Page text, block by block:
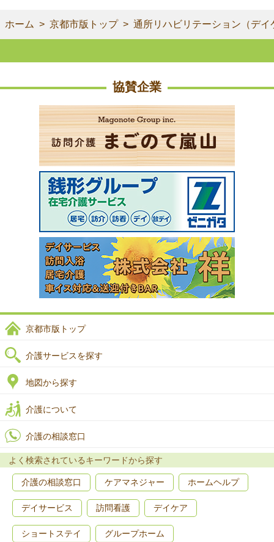
ホーム 京都市版トップ 通所リハビリテーション（デイ
協賛企業
京都市版トップ
介護サービスを探す
地図から探す
介護について
介護の相談窓口
よく検索されているキーワードから探す
介護の相談窓口 ケアマネジャー ホームヘルプ
デイサービス 訪問看護 デイケア
ショートステイ グループホーム